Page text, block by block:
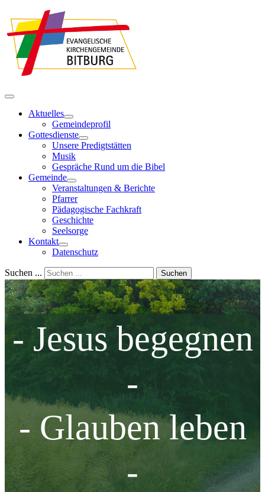
Aktuelles
Gemeindeprofil
Gottesdienste
Unsere Predigtstätten
Musik
Gespräche Rund um die Bibel
Gemeinde
Veranstaltungen & Berichte
Pfarrer
Pädagogische Fachkraft
Geschichte
Seelsorge
Kontakt
Datenschutz
Suchen ... Suchen
- Jesus begegnen
-
- Glauben leben
-